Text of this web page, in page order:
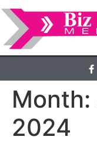
Month:
2024